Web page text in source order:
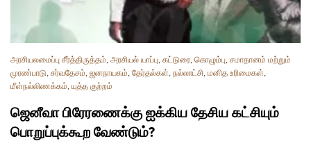
அரசியலமைப்பு சீர்த்திருத்தம், அரசியல் யாப்பு, கட்டுரை, கொழும்பு, சமாதானம் மற்றும்
முரண்பாடு, சர்வதேசம், ஜனநாயகம், தேர்தல்கள், நல்லாட்சி, மனித உரிமைகள்,
மீள்நல்லிணக்கம், யுத்த குற்றம்
ஜெனீவா பிரேரணைக்கு ஐக்கிய தேசிய கட்சியும்
பொறுப்புக்கூற வேண்டும்?